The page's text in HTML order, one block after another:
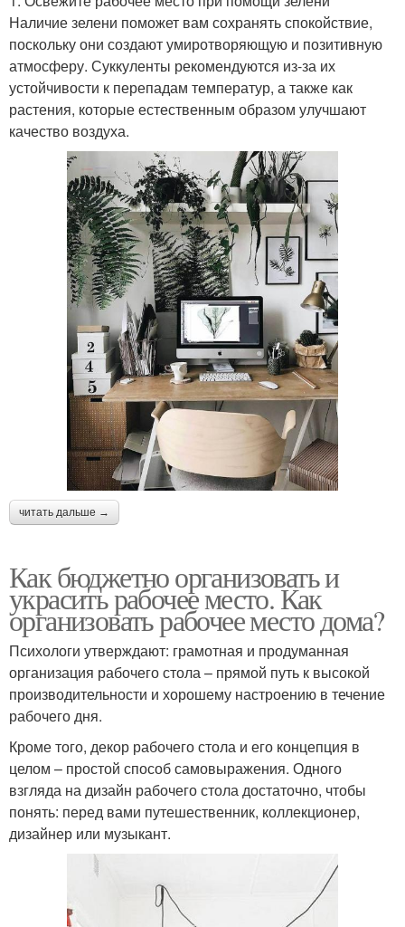
Наличие зелени поможет вам сохранять спокойствие,
поскольку они создают умиротворяющую и позитивную
атмосферу. Суккуленты рекомендуются из-за их
устойчивости к перепадам температур, а также как
растения, которые естественным образом улучшают
качество воздуха.
читать дальше →
Как бюджетно организовать и
украсить рабочее место. Как
организовать рабочее место дома?
Психологи утверждают: грамотная и продуманная
организация рабочего стола – прямой путь к высокой
производительности и хорошему настроению в течение
рабочего дня.
Кроме того, декор рабочего стола и его концепция в
целом – простой способ самовыражения. Одного
взгляда на дизайн рабочего стола достаточно, чтобы
понять: перед вами путешественник, коллекционер,
дизайнер или музыкант.